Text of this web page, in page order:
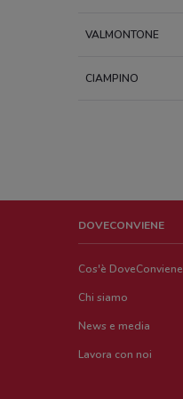
VALMONTONE
CIAMPINO
DOVECONVIENE
Cos'è DoveConviene
Chi siamo
News e media
Lavora con noi